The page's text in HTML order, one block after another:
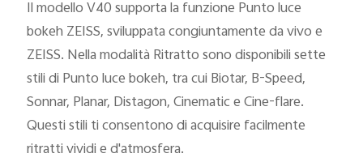
Italia | Seleziona paese/regione
Il modello V40 supporta la funzione Punto luce
bokeh ZEISS, sviluppata congiuntamente da vivo e
ZEISS. Nella modalità Ritratto sono disponibili sette
stili di Punto luce bokeh, tra cui Biotar, B-Speed,
Sonnar, Planar, Distagon, Cinematic e Cine-flare.
Questi stili ti consentono di acquisire facilmente
ritratti vividi e d'atmosfera.